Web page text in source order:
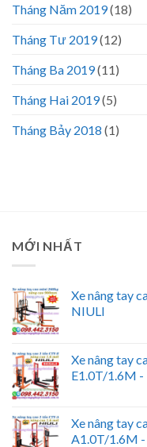
Tháng Năm 2019(18)
Tháng Tư 2019(12)
Tháng Ba 2019(11)
Tháng Hai 2019(5)
Tháng Bảy 2018 (1)
MỚI NHẤT
Xe nâng tay
NIULI
Xe nâng tay
E1.0T/1.6M
Xe nâng tay
A1.0T/1.6M